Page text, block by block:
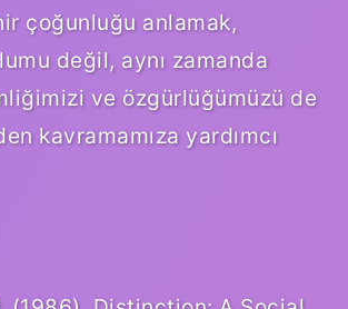
çoğunluğu anlamak,
değil, aynı zamanda
ve özgürlüğümüzü de
kavramamıza yardımcı